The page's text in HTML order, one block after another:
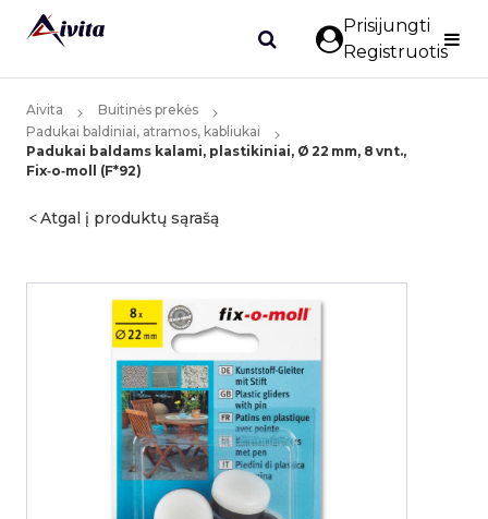
Prisijungti
Registruotis
Aivita
Buitinės prekės
Padukai baldiniai, atramos, kabliukai
Padukai baldams kalami, plastikiniai, Ø 22 mm, 8 vnt.,
Fix‑o‑moll (F*92)
Atgal į produktų sąrašą